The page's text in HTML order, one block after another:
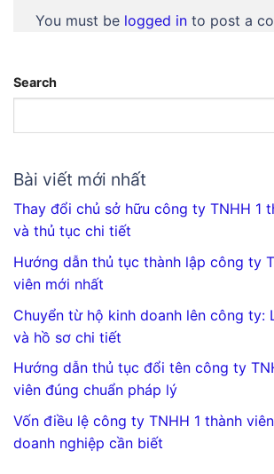
You must be logged in to post a
Search
Bài viết mới nhất
Thay đổi chủ sở hữu công ty TNHH 1
và thủ tục chi tiết
Hướng dẫn thủ tục thành lập công ty
viên mới nhất
Chuyển từ hộ kinh doanh lên công ty:
và hồ sơ chi tiết
Hướng dẫn thủ tục đổi tên công ty
viên đúng chuẩn pháp lý
Vốn điều lệ công ty TNHH 1 thành
doanh nghiệp cần biết